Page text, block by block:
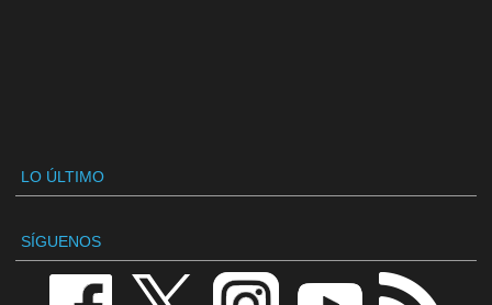
LO ÚLTIMO
SÍGUENOS